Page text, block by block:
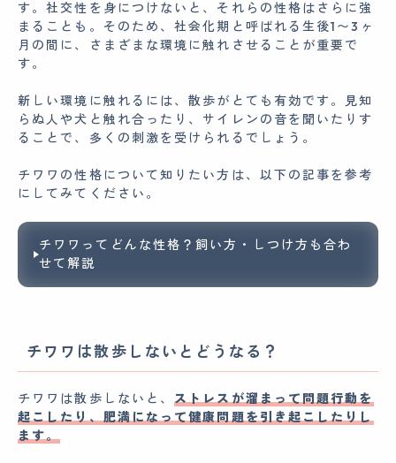
す。社交性を身につけないと、それらの性格はさらに強
まることも。そのため、社会化期と呼ばれる生後1〜3ヶ
月の間に、さまざまな環境に触れさせることが重要で
す。
新しい環境に触れるには、散歩がとても有効です。見知
らぬ人や犬と触れ合ったり、サイレンの音を聞いたりす
ることで、多くの刺激を受けられるでしょう。
チワワの性格について知りたい方は、以下の記事を参考
にしてみてください。
チワワってどんな性格？飼い方・しつけ方も合わ
せて解説
チワワは散歩しないとどうなる？
チワワは散歩しないと、ストレスが溜まって問題行動を
起こしたり、肥満になって健康問題を引き起こしたりし
ます。